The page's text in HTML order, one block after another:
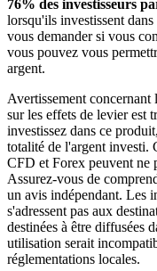
76% des investisseurs
lorsqu'ils investissent
vous demander si vous
vous pouvez vous
argent.
Avertissement
sur les effets de levier est
investissez dans ce
totalité de l'argent investi.
CFD et Forex peuvent ne
Assurez-vous de
un avis indépendant. Les
s'adressent pas aux
destinées à être diffusées
utilisation serait
réglementations locales.